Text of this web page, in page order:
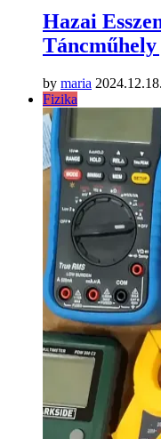
Hazai
by maria 2024.12.18.
Fizika